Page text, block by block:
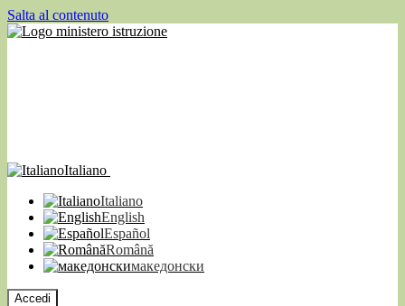
Salta al contenuto
Italiano
Italiano
English
Español
Română
македонски
Accedi